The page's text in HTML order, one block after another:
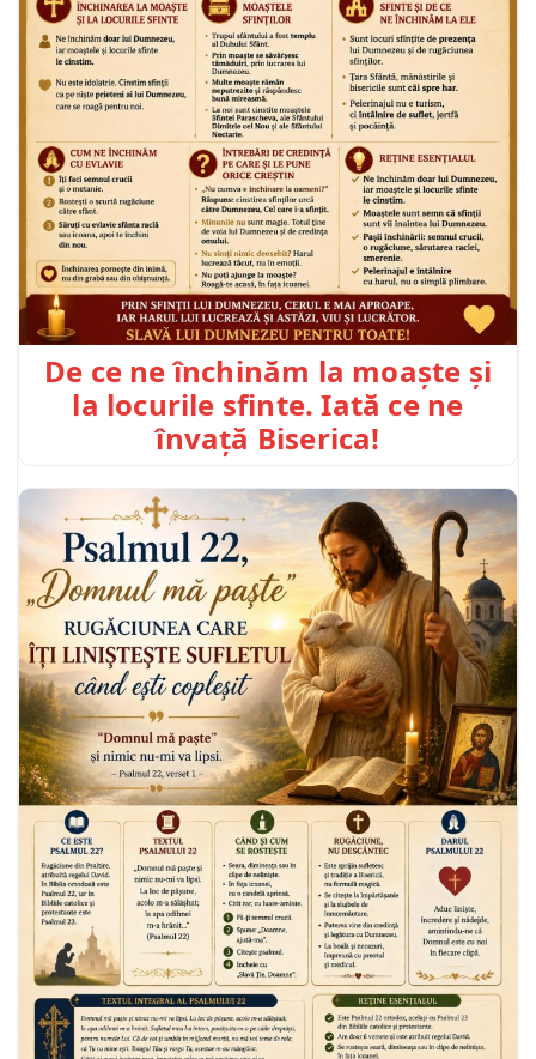
De ce ne închinăm la moaște și
la locurile sfinte. Iată ce ne
învață Biserica!